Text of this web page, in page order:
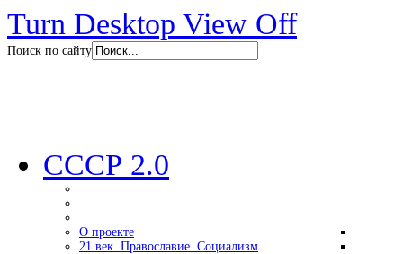
Turn Desktop View Off
Поиск по сайту
СССР 2.0
О проекте
21 век. Православие. Социализм